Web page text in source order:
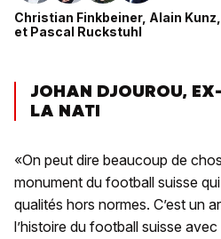
Christian Finkbeiner, Alain Kunz
et Pascal Ruckstuhl
JOHAN DJOUROU,
LA NATI
«On peut dire beaucoup de
monument du football suisse
qualités hors normes. C’est un
l’histoire du football suisse